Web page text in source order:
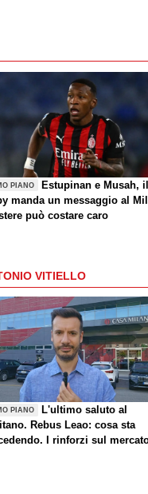
PIANO
Estupinan e Musah, il
manda un messaggio al
può costare caro
VITIELLO
PIANO
L'ultimo saluto al
Rebus Leao: cosa sta
I rinforzi sul